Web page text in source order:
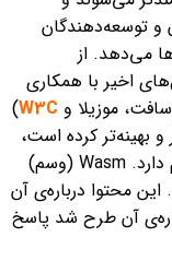
و توسعه‌دهندگان
می‌دهد. از
اخیر با همکاری
موزیلا و
)
بهینه‌تر کرده است،
) نام دارد. Wasm (وسم)
محتوا درباره‌ی آن
آن طرح شد پاسخ